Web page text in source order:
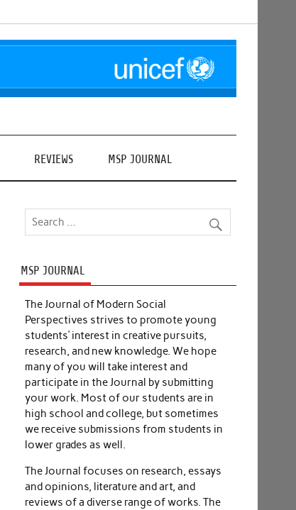
REVIEWS MSP JOURNAL
MSP JOURNAL
The Journal of Modern Social
Perspectives strives to promote young
students’ interest in creative pursuits,
research, and new knowledge. We hope
many of you will take interest and
participate in the Journal by submitting
your work. Most of our students are in
high school and college, but sometimes
we receive submissions from students in
lower grades as well.
The Journal focuses on research, essays
and opinions, literature and art, and
reviews of a diverse range of works. The